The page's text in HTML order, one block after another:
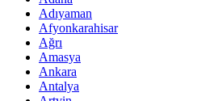
Adıyaman
Afyonkarahisar
Ağrı
Amasya
Ankara
Antalya